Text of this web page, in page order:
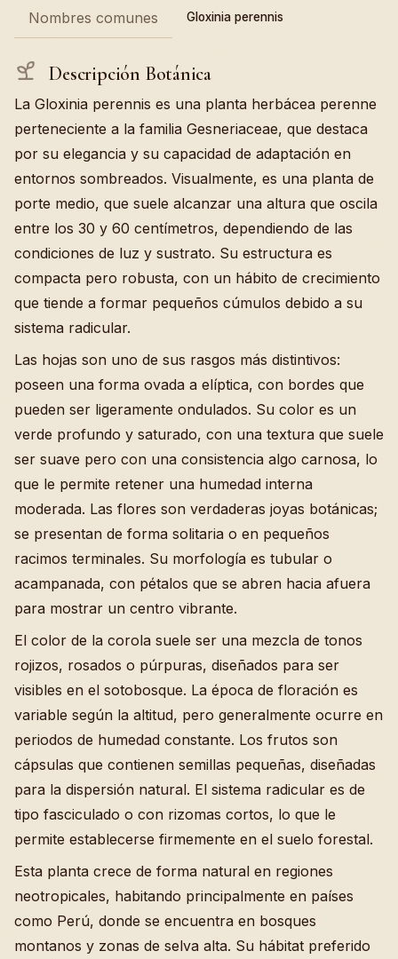
Nombres comunes Gloxinia perennis
Descripción Botánica
La Gloxinia perennis es una planta herbácea perenne
perteneciente a la familia Gesneriaceae, que destaca
por su elegancia y su capacidad de adaptación en
entornos sombreados. Visualmente, es una planta de
porte medio, que suele alcanzar una altura que oscila
entre los 30 y 60 centímetros, dependiendo de las
condiciones de luz y sustrato. Su estructura es
compacta pero robusta, con un hábito de crecimiento
que tiende a formar pequeños cúmulos debido a su
sistema radicular.
Las hojas son uno de sus rasgos más distintivos:
poseen una forma ovada a elíptica, con bordes que
pueden ser ligeramente ondulados. Su color es un
verde profundo y saturado, con una textura que suele
ser suave pero con una consistencia algo carnosa, lo
que le permite retener una humedad interna
moderada. Las flores son verdaderas joyas botánicas;
se presentan de forma solitaria o en pequeños
racimos terminales. Su morfología es tubular o
acampanada, con pétalos que se abren hacia afuera
para mostrar un centro vibrante.
El color de la corola suele ser una mezcla de tonos
rojizos, rosados o púrpuras, diseñados para ser
visibles en el sotobosque. La época de floración es
variable según la altitud, pero generalmente ocurre en
periodos de humedad constante. Los frutos son
cápsulas que contienen semillas pequeñas, diseñadas
para la dispersión natural. El sistema radicular es de
tipo fasciculado o con rizomas cortos, lo que le
permite establecerse firmemente en el suelo forestal.
Esta planta crece de forma natural en regiones
neotropicales, habitando principalmente en países
como Perú, donde se encuentra en bosques
montanos y zonas de selva alta. Su hábitat preferido